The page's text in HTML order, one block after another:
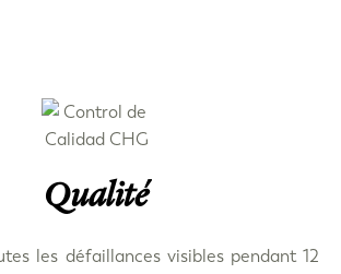
Qualité
les défaillances visibles pendant 12